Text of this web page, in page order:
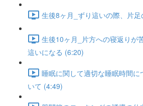
生後8ヶ月_ずり這いの際、片
生後10ヶ月_片方への寝返りが
這いになる (6:20)
睡眠に関して適切な睡眠時間
いて (4:49)